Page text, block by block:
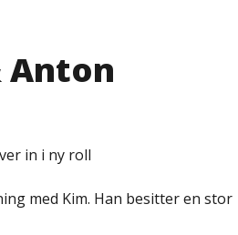
Anton
in i ny roll
med Kim. Han besitter en stor